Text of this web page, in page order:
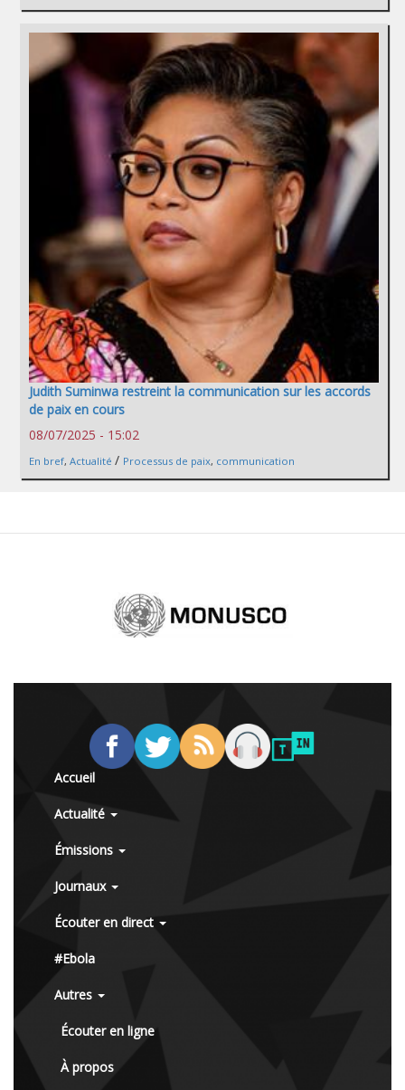
Judith Suminwa restreint la communication sur les accords
de paix en cours
08/07/2025 - 15:02
En bref, Actualité / Processus de paix, communication
Accueil
Actualité
Émissions
Journaux
Écouter en direct
#Ebola
Autres
Écouter en ligne
À propos